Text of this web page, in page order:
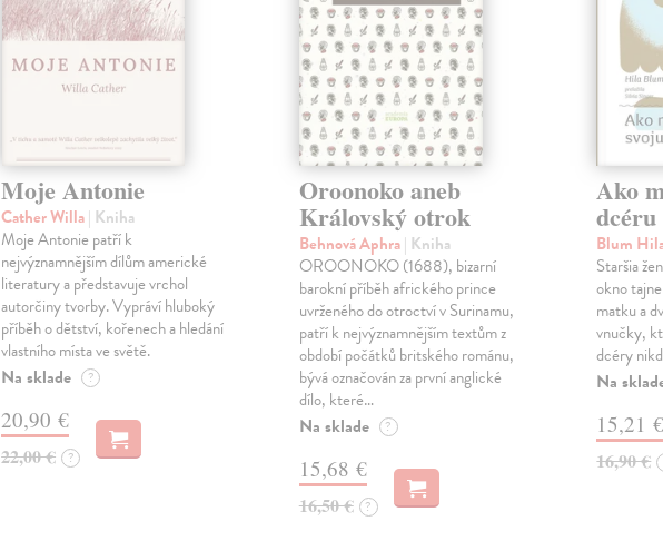
Moje Antonie
Cather Willa| Kniha
Moje Antonie patří k
nejvýznamnějším dílům americké
literatury a představuje vrchol
autorčiny tvorby. Vypráví hluboký
příběh o dětství, kořenech a hledání
vlastního místa ve světě.
Na sklade ?
20,90 €
22,00 € ?
Oroonoko aneb
Královský otrok
Behnová Aphra| Kniha
OROONOKO (1688), bizarní
barokní příběh afrického prince
uvrženého do otroctví v Surinamu,
patří k nejvýznamnějším textům z
období počátků britského románu,
bývá označován za první anglické
dílo, které…
Na sklade ?
15,68 €
16,50 € ?
Ako
dcéru
Blum
Staršia
okno
matku a
vnučky,
dcéry
Na
15,21 €
16,90 €